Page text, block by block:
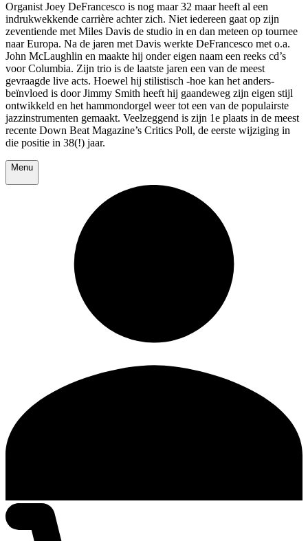
Organist Joey DeFrancesco is nog maar 32 maar heeft al een
indrukwekkende carrière achter zich. Niet iedereen gaat op zijn
zeventiende met Miles Davis de studio in en dan meteen op tournee
naar Europa. Na de jaren met Davis werkte DeFrancesco met o.a.
John McLaughlin en maakte hij onder eigen naam een reeks cd’s
voor Columbia. Zijn trio is de laatste jaren een van de meest
gevraagde live acts. Hoewel hij stilistisch -hoe kan het anders-
beïnvloed is door Jimmy Smith heeft hij gaandeweg zijn eigen stijl
ontwikkeld en het hammondorgel weer tot een van de populairste
jazzinstrumenten gemaakt. Veelzeggend is zijn 1e plaats in de meest
recente Down Beat Magazine’s Critics Poll, de eerste wijziging in
die positie in 38(!) jaar.
Menu